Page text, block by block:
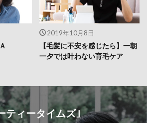
2019年10月8日
【毛髪に不安を感じたら】一朝
一夕では叶わない育毛ケア
ティータイムズ｣